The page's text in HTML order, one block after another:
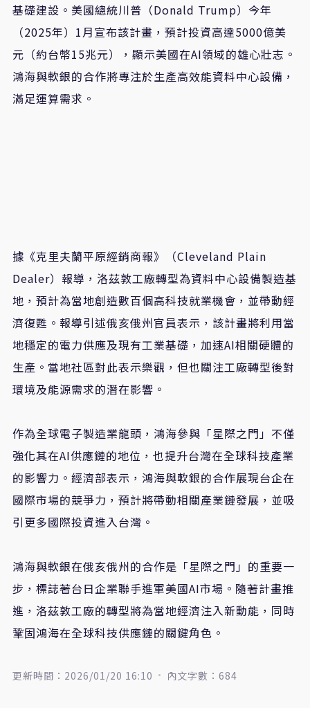
基礎建設。美國總統川普（Donald Trump）今年
（2025年）1月宣布該計畫，預計投資高達5000億美
元（約台幣15兆元），顯示美國在AI領域的雄心壯志。
鴻海與軟銀的合作將專注於生產高效能資料中心設備，
滿足運算需求。
據《克里夫蘭平原經銷商報》（Cleveland Plain
Dealer）報導，洛茲敦工廠轉型為資料中心設備製造基
地，預計為當地創造數百個高科技就業機會，並帶動經
濟復甦。報導引述俄亥俄州官員表示，該計畫將利用當
地穩定的電力供應及現有工業基礎，加速AI相關硬體的
生產。當地社區對此表示樂觀，但也關注工廠轉型後對
環境及能源需求的潛在影響。
作為全球電子製造業龍頭，鴻海參與「星際之門」不僅
強化其在AI供應鏈的地位，也提升台灣在全球科技產業
的影響力。經濟部表示，鴻海與軟銀的合作展現台企在
國際市場的競爭力，預計將帶動相關產業鏈發展，並吸
引更多國際投資進入台灣。
鴻海與軟銀在俄亥俄州的合作是「星際之門」的重要一
步，標誌著台日企業聯手進軍美國AI市場。隨著計畫推
進，洛茲敦工廠的轉型將為當地經濟注入新動能，同時
鞏固鴻海在全球科技供應鏈的關鍵角色。
更新時間：2026/01/20 16:10 內文字數：684